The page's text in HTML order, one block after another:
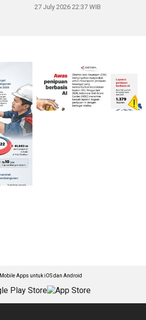
27 July 2026 22:37 WIB
Apps untuk iOS dan Android